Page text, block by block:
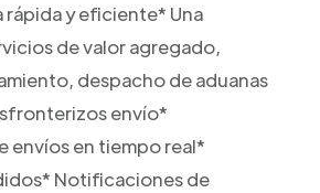
rápida y eficiente* Una
de valor agregado,
despacho de aduanas
envío*
envíos en tiempo real*
Notificaciones de